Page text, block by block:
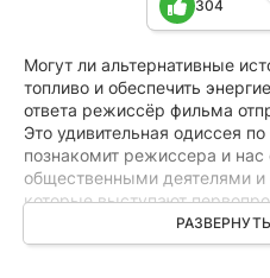
304
Могут ли альтернативные
топливо и обеспечить
ответа режиссёр фильма
Это удивительная одиссея
познакомит режиссера и
общественными деятелями
которые выступают
экологически чистых
на часто не самые